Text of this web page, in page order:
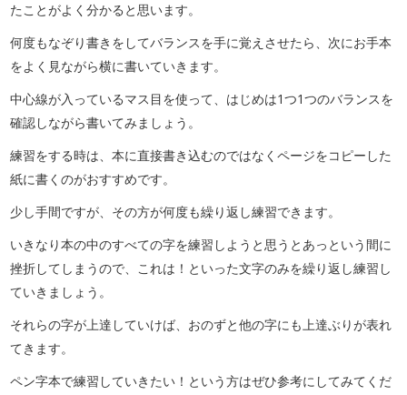
たことがよく分かると思います。
何度もなぞり書きをしてバランスを手に覚えさせたら、次にお手本
をよく見ながら横に書いていきます。
中心線が入っているマス目を使って、はじめは1つ1つのバランスを
確認しながら書いてみましょう。
練習をする時は、本に直接書き込むのではなくページをコピーした
紙に書くのがおすすめです。
少し手間ですが、その方が何度も繰り返し練習できます。
いきなり本の中のすべての字を練習しようと思うとあっという間に
挫折してしまうので、これは！といった文字のみを繰り返し練習し
ていきましょう。
それらの字が上達していけば、おのずと他の字にも上達ぶりが表れ
てきます。
ペン字本で練習していきたい！という方はぜひ参考にしてみてくだ